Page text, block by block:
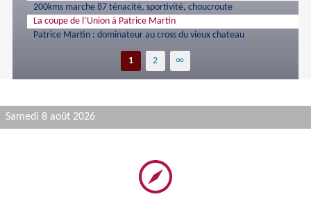
200kms marche 87 ténacité, sportivité, choucroute
La coupe de l’Union à Patrice Martin
Patrice Martin : dominateur au cross du vieux chateau
1 2 ∞
Samedi 8 août 2026